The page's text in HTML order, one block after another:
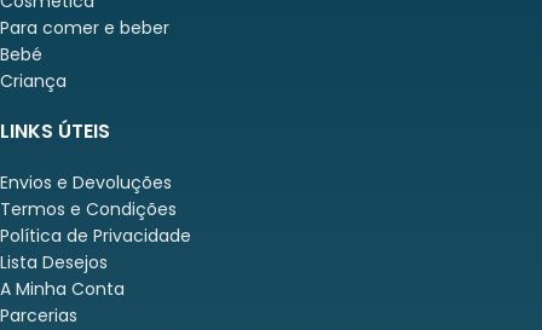
Para comer e beber
Bebé
Criança
LINKS ÚTEIS
Envios e Devoluções
Termos e Condições
Política de Privacidade
Lista Desejos
A Minha Conta
Parcerias